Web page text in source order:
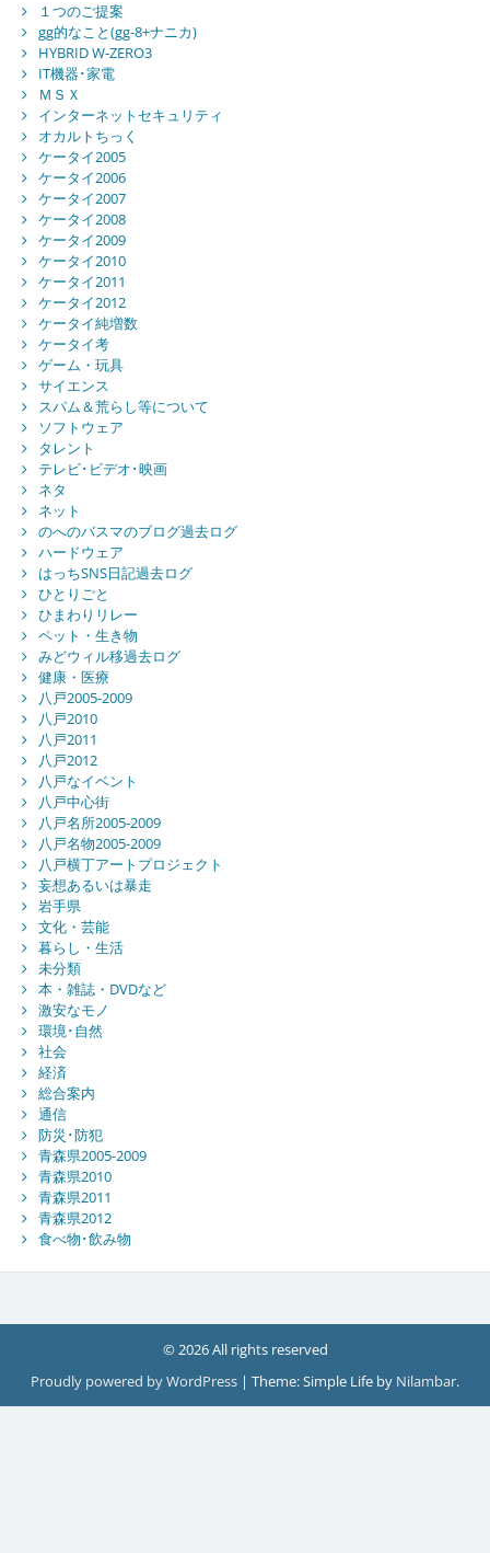
１つのご提案
gg的なこと(gg-8+ナニカ)
HYBRID W-ZERO3
IT機器･家電
ＭＳＸ
インターネットセキュリティ
オカルトちっく
ケータイ2005
ケータイ2006
ケータイ2007
ケータイ2008
ケータイ2009
ケータイ2010
ケータイ2011
ケータイ2012
ケータイ純増数
ケータイ考
ゲーム・玩具
サイエンス
スパム＆荒らし等について
ソフトウェア
タレント
テレビ･ビデオ･映画
ネタ
ネット
のへのバスマのブログ過去ログ
ハードウェア
はっちSNS日記過去ログ
ひとりごと
ひまわりリレー
ペット・生き物
みどウィル移過去ログ
健康・医療
八戸2005-2009
八戸2010
八戸2011
八戸2012
八戸なイベント
八戸中心街
八戸名所2005-2009
八戸名物2005-2009
八戸横丁アートプロジェクト
妄想あるいは暴走
岩手県
文化・芸能
暮らし・生活
未分類
本・雑誌・DVDなど
激安なモノ
環境･自然
社会
経済
総合案内
通信
防災･防犯
青森県2005-2009
青森県2010
青森県2011
青森県2012
食べ物･飲み物
© 2026 All rights reserved
Proudly powered by WordPress | Theme: Simple Life by Nilambar.